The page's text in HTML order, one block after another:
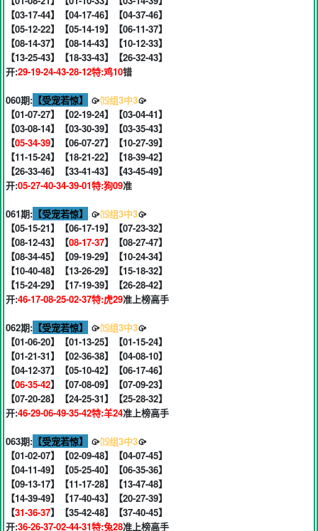
【03-17-44】【04-17-46】【04-37-46】
【05-12-22】【05-14-19】【06-11-37】
【08-14-37】【08-14-43】【10-12-33】
【13-25-43】【18-33-43】【26-32-43】
开:29-19-24-43-28-12特:鸡10错
060期: 【受宠若惊】 🥠⒂组3中3🥠
【01-07-27】【02-19-24】【03-04-41】
【03-08-14】【03-30-39】【03-35-43】
【05-34-39】【06-07-27】【10-27-39】
【11-15-24】【18-21-22】【18-39-42】
【26-33-46】【33-41-43】【43-45-49】
开:05-27-40-34-39-01特:狗09准
061期: 【受宠若惊】 🥠⒂组3中3🥠
【05-15-21】【06-17-19】【07-23-32】
【08-12-43】【08-17-37】【08-27-47】
【08-34-45】【09-19-29】【10-24-34】
【10-40-48】【13-26-29】【15-18-32】
【15-24-29】【17-19-39】【26-28-42】
开:46-17-08-25-02-37特:虎29准上榜高手
062期: 【受宠若惊】 🥠⒂组3中3🥠
【01-06-20】【01-13-25】【01-15-24】
【01-21-31】【02-36-38】【04-08-10】
【04-12-37】【05-10-42】【06-17-46】
【06-35-42】【07-08-09】【07-09-23】
【07-20-28】【24-25-31】【25-28-32】
开:46-29-06-49-35-42特:羊24准上榜高手
063期: 【受宠若惊】 🥠⒂组3中3🥠
【01-02-07】【02-09-48】【04-07-45】
【04-11-49】【05-25-40】【06-35-36】
【09-13-17】【11-17-28】【13-47-48】
【14-39-49】【17-40-43】【20-27-39】
【31-36-37】【35-42-48】【37-40-45】
开:36-26-37-02-44-31特:兔28准上榜高手